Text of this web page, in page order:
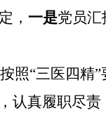
， 一是党员汇
照“三医四精
认真履职尽责